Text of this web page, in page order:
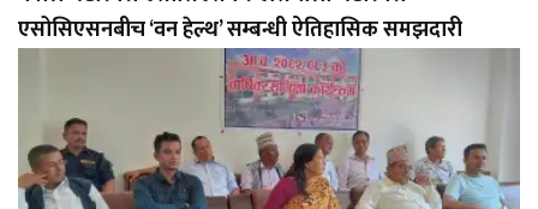
एसोसिएसनबीच ‘वन हेल्थ’ सम्बन्धी ऐतिहासिक समझदारी